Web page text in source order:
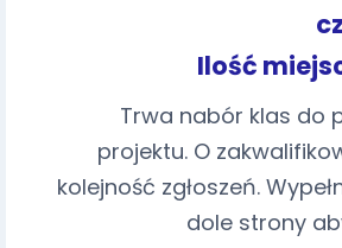
Ilość
Trwa nabór klas do
projektu. O
kolejność zgłoszeń.
dole strony